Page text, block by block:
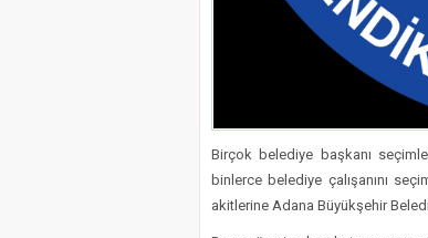
Birçok belediye başkanı
binlerce belediye çalışanını
akitlerine Adana Büyükşehir